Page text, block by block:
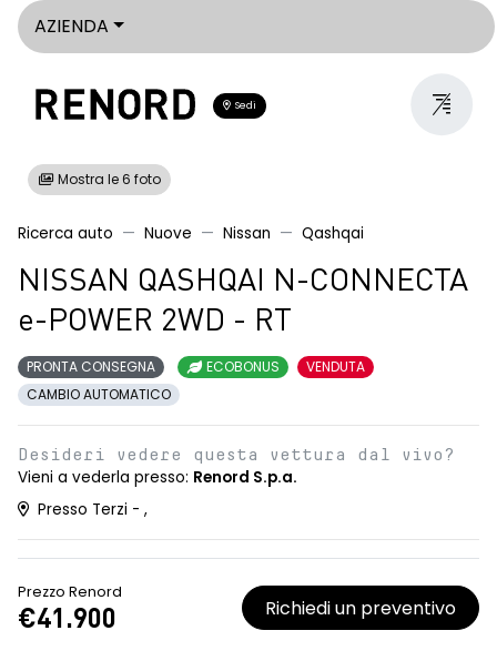
AZIENDA
Sedi
Mostra le 6 foto
Ricerca auto Nuove Nissan Qashqai
NISSAN QASHQAI N-CONNECTA
e-POWER 2WD - RT
PRONTA CONSEGNA ECOBONUS
VENDUTA
CAMBIO AUTOMATICO
Desideri vedere questa vettura dal vivo?
Vieni a vederla presso: Renord S.p.a.
Presso Terzi - ,
Prezzo Renord
€41.900 Richiedi un preventivo